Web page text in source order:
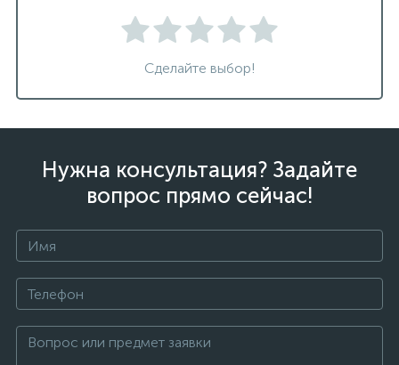
Сделайте выбор!
Нужна консультация? Задайте
вопрос прямо сейчас!